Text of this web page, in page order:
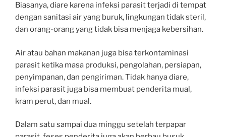
Biasanya, diare karena infeksi parasit terjadi di tempat
dengan sanitasi air yang buruk, lingkungan tidak steril,
dan orang-orang yang tidak bisa menjaga kebersihan.
Air atau bahan makanan juga bisa terkontaminasi
parasit ketika masa produksi, pengolahan, persiapan,
penyimpanan, dan pengiriman. Tidak hanya diare,
infeksi parasit juga bisa membuat penderita mual,
kram perut, dan mual.
Dalam satu sampai dua minggu setelah terpapar